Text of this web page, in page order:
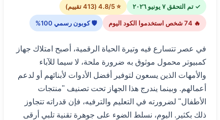
✓ تم التحقق ٧ يونيو ٢٠٢٦ ⭐ 4.8/5 (413 تقييم)
🔥 74 شخص استخدموا الكود اليوم 🛡 كوبون رسمي 100%
في عصر تتسارع فيه وتيرة الحياة الرقمية، أصبح امتلاك جهاز
كمبيوتر محمول موثوق به ضرورة ملحة، لا سيما للآباء
والأمهات الذين يسعون لتوفير أفضل الأدوات لأبنائهم أو لدعم
أعمالهم. وبينما يندرج هذا الجهاز تحت تصنيف "منتجات
الأطفال" لضرورته في التعليم والترفيه، فإن قدراته تتجاوز
ذلك بكثير. اليوم، نسلط الضوء على جوهرة تقنية تلبي أرقى